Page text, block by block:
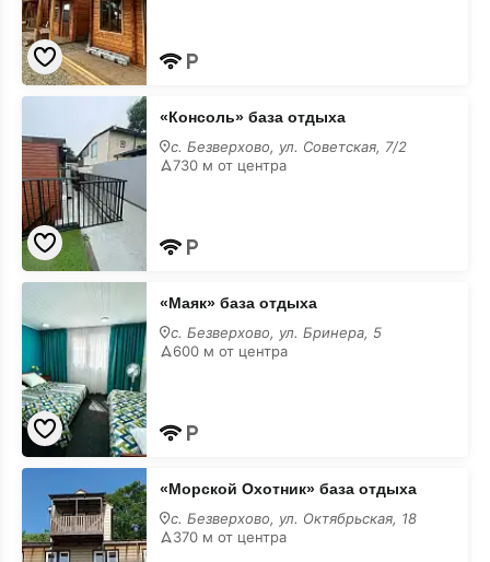
«Консоль»
отдыха
«Консоль» база отдыха
с. Безверхово, ул. Советская, 7/2
730 м от центра
«Маяк»
отдыха
«Маяк» база отдыха
с. Безверхово, ул. Бринера, 5
600 м от центра
«Морской
Охотник»
база
отдыха
«Морской Охотник» база отдыха
с. Безверхово, ул. Октябрьская, 18
370 м от центра